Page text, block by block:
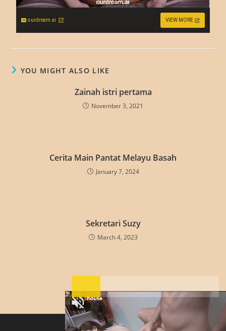
ourdream.ai VIEW MORE
YOU MIGHT ALSO LIKE
Zainah istri pertama
November 3, 2021
Cerita Main Pantat Melayu Basah
January 7, 2024
Sekretari Suzy
March 4, 2023